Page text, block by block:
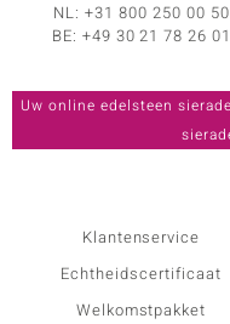
NL: +31 800 250 00 50
BE: +49 30 21 78 26 01
Klantenservice
Echtheidscertificaat
Welkomstpakket